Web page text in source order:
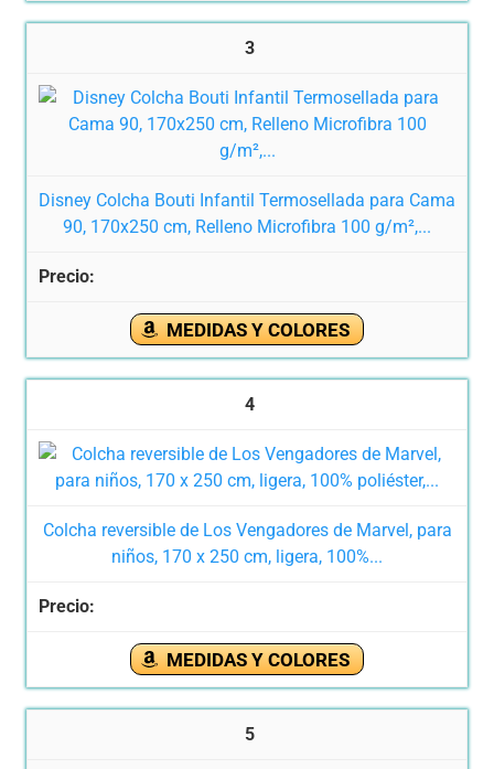
3
Disney Colcha Bouti Infantil Termosellada para Cama
90, 170x250 cm, Relleno Microfibra 100 g/m²,...
MEDIDAS Y COLORES
4
Colcha reversible de Los Vengadores de Marvel, para
niños, 170 x 250 cm, ligera, 100%...
MEDIDAS Y COLORES
5